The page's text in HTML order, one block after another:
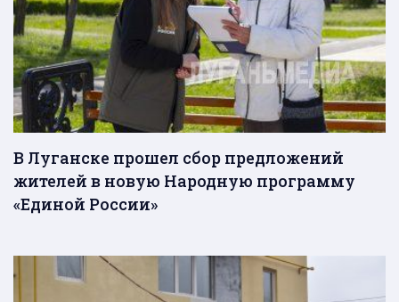
В Луганске прошел сбор предложений
жителей в новую Народную программу
«Единой России»